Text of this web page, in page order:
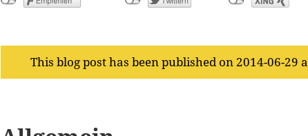
This blog post has been published on 2014-06-29